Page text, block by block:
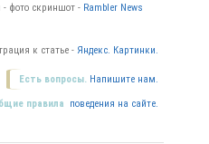
- фото скриншот - Rambler News
к статье - Яндекс. Картинки.
Есть вопросы. Напишите нам.
правила поведения на сайте.